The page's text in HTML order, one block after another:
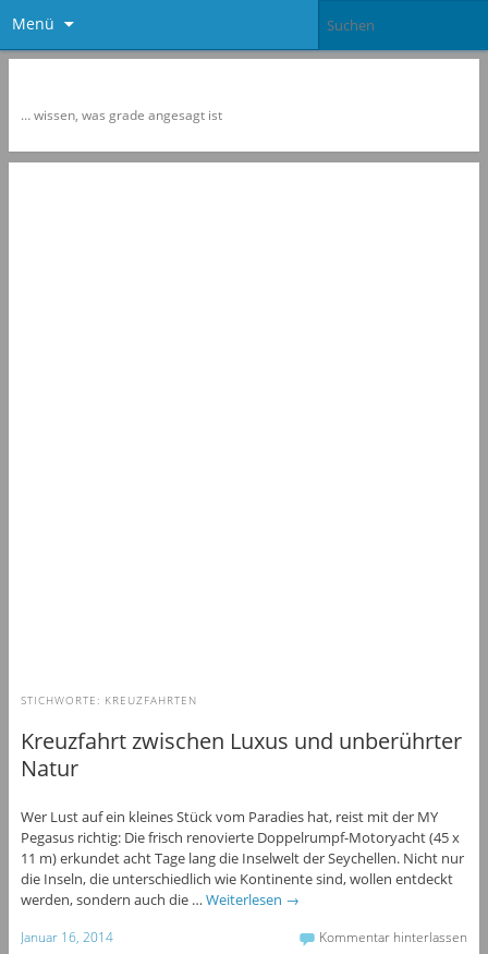
Menü
… wissen, was grade angesagt ist
STICHWORTE: KREUZFAHRTEN
Kreuzfahrt zwischen Luxus und unberührter
Natur
Wer Lust auf ein kleines Stück vom Paradies hat, reist mit der MY
Pegasus richtig: Die frisch renovierte Doppelrumpf-Motoryacht (45 x
11 m) erkundet acht Tage lang die Inselwelt der Seychellen. Nicht nur
die Inseln, die unterschiedlich wie Kontinente sind, wollen entdeckt
werden, sondern auch die … Weiterlesen →
Januar 16, 2014 Kommentar hinterlassen